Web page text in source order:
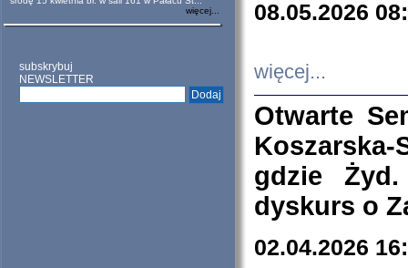
więcej...
subskrybuj
NEWSLETTER
08.05.2026
więcej...
Otwarte
Koszarska-
gdzie
dyskurs o
02.04.2026